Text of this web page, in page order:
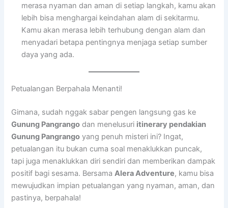
merasa nyaman dan aman di setiap langkah, kamu akan
lebih bisa menghargai keindahan alam di sekitarmu.
Kamu akan merasa lebih terhubung dengan alam dan
menyadari betapa pentingnya menjaga setiap sumber
daya yang ada.
Petualangan Berpahala Menanti!
Gimana, sudah nggak sabar pengen langsung gas ke
Gunung Pangrango dan menelusuri itinerary pendakian
Gunung Pangrango yang penuh misteri ini? Ingat,
petualangan itu bukan cuma soal menaklukkan puncak,
tapi juga menaklukkan diri sendiri dan memberikan dampak
positif bagi sesama. BersamaAlera Adventure, kamu bisa
mewujudkan impian petualangan yang nyaman, aman, dan
pastinya, berpahala!